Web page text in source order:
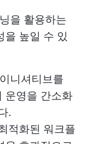
을 활용하는
을 높일 수 있
니셔티브를
운영을 간소화
.
적화된 워크플